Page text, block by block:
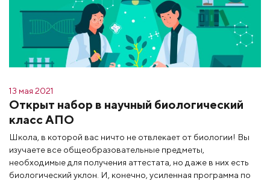
13 мая 2021
Открыт набор в научный биологический
класс АПО
Школа, в которой вас ничто не отвлекает от биологии! Вы
изучаете все общеобразовательные предметы,
необходимые для получения аттестата, но даже в них есть
биологический уклон. И, конечно, усиленная программа по